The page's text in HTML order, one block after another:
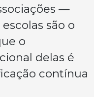
—
são o
o
delas é
contínua